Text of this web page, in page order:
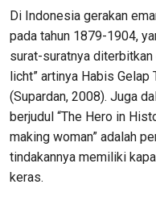
Di Indonesia gerakan
pada tahun 1879-1904,
surat-suratnya
licht” artinya Habis Gelap
(Supardan, 2008). Juga
berjudul “The Hero in
making woman” adalah
tindakannya memiliki
keras.